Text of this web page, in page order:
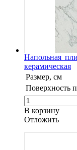
Напольная
керамическая
Размер, см
Поверхность
В корзину
Oтложить